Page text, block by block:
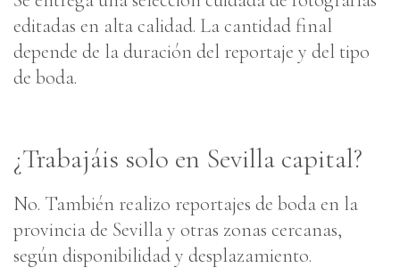
editadas en alta calidad. La cantidad final
depende de la duración del reportaje y del tipo
de boda.
¿Trabajáis solo en Sevilla capital?
No. También realizo reportajes de boda en la
provincia de Sevilla y otras zonas cercanas,
según disponibilidad y desplazamiento.